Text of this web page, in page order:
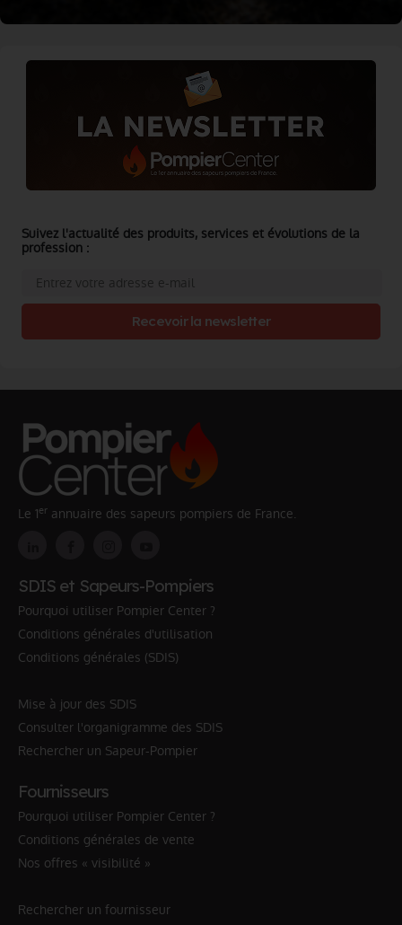
Suivez l'actualité des produits, services et évolutions de la
profession :
Recevoir la newsletter
Le 1er annuaire des sapeurs pompiers de France.
SDIS et Sapeurs-Pompiers
Pourquoi utiliser Pompier Center ?
Conditions générales d'utilisation
Conditions générales (SDIS)
Mise à jour des SDIS
Consulter l'organigramme des SDIS
Rechercher un Sapeur-Pompier
Fournisseurs
Pourquoi utiliser Pompier Center ?
Conditions générales de vente
Nos offres « visibilité »
Rechercher un fournisseur